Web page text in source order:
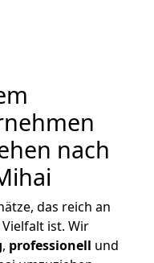
nach
das reich an
ist. Wir
, professionell und